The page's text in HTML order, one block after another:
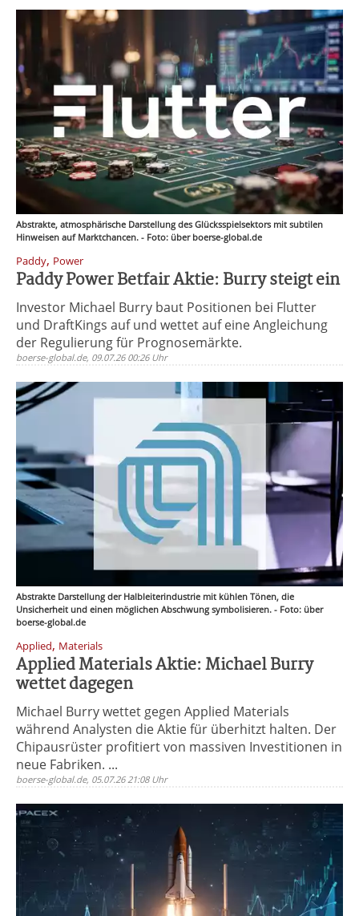
Abstrakte, atmosphärische Darstellung des Glücksspielsektors mit subtilen
Hinweisen auf Marktchancen. - Foto: über boerse-global.de
Paddy, Power
Paddy Power Betfair Aktie: Burry steigt ein
Investor Michael Burry baut Positionen bei Flutter
und DraftKings auf und wettet auf eine Angleichung
der Regulierung für Prognosemärkte.
boerse-global.de, 09.07.26 00:26 Uhr
Abstrakte Darstellung der Halbleiterindustrie mit kühlen Tönen, die
Unsicherheit und einen möglichen Abschwung symbolisieren. - Foto: über
boerse-global.de
Applied, Materials
Applied Materials Aktie: Michael Burry
wettet dagegen
Michael Burry wettet gegen Applied Materials
während Analysten die Aktie für überhitzt halten. Der
Chipausrüster profitiert von massiven Investitionen in
neue Fabriken. ...
boerse-global.de, 05.07.26 21:08 Uhr